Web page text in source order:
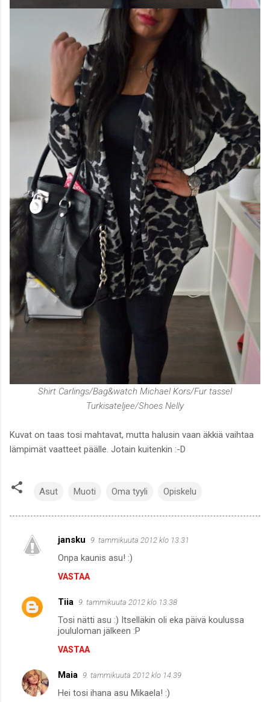
Shirt Carlings/Bag&watch Michael Kors/Fur tassel
Turkisateljee/Shoes Nelly
Kuvat on taas tosi mahtavat, mutta halusin vaan äkkiä vaihtaa
lämpimät vaatteet päälle. Jotain kuitenkin :-D
Asut Muoti Oma tyyli Opiskelu
K
m
e
t
jansku 9. tammikuuta 2012 klo 13.31
Onpa kaunis asu! :)
VASTAA
Tiia 9. tammikuuta 2012 klo 13.38
Tosi nätti asu :) Itselläkin oli eka päivä koulussa
joululoman jälkeen :P
VASTAA
Maia 9. tammikuuta 2012 klo 14.39
Hei tosi ihana asu Mikaela! :)